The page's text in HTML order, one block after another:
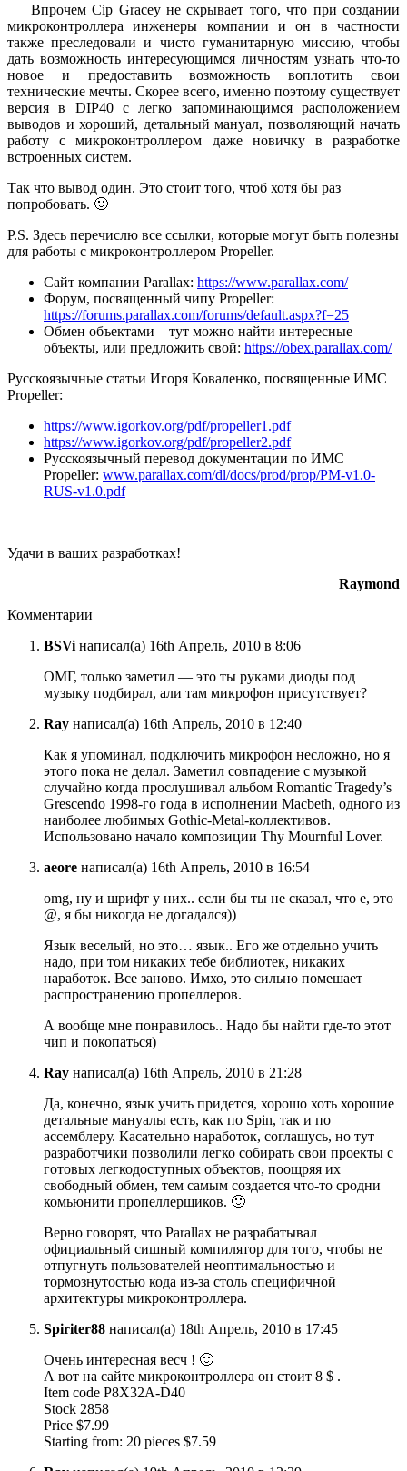
Впрочем Сip Gracey не скрывает того, что при создании
микроконтроллера инженеры компании и он в частности
также преследовали и чисто гуманитарную миссию, чтобы
дать возможность интересующимся личностям узнать что-то
новое и предоставить возможность воплотить свои
технические мечты. Скорее всего, именно поэтому существует
версия в DIP40 с легко запоминающимся расположением
выводов и хороший, детальный мануал, позволяющий начать
работу с микроконтроллером даже новичку в разработке
встроенных систем.
Так что вывод один. Это стоит того, чтоб хотя бы раз
попробовать. 🙂
P.S. Здесь перечислю все ссылки, которые могут быть полезны
для работы с микроконтроллером Propeller.
Сайт компании Parallax: https://www.parallax.com/
Форум, посвященный чипу Propeller:
https://forums.parallax.com/forums/default.aspx?f=25
Обмен объектами – тут можно найти интересные
объекты, или предложить свой: https://obex.parallax.com/
Русскоязычные статьи Игоря Коваленко, посвященные ИМС
Propeller:
https://www.igorkov.org/pdf/propeller1.pdf
https://www.igorkov.org/pdf/propeller2.pdf
Русскоязычный перевод документации по ИМС
Propeller: www.parallax.com/dl/docs/prod/prop/PM-v1.0-
RUS-v1.0.pdf
Удачи в ваших разработках!
Raymond
Комментарии
BSVi написал(а) 16th Апрель, 2010 в 8:06
ОМГ, только заметил — это ты руками диоды под
музыку подбирал, али там микрофон присутствует?
Ray написал(а) 16th Апрель, 2010 в 12:40
Как я упоминал, подключить микрофон несложно, но я
этого пока не делал. Заметил совпадение c музыкой
случайно когда прослушивал альбом Romantic Tragedy’s
Grescendo 1998-го года в исполнении Macbeth, одного из
наиболее любимых Gothic-Metal-коллективов.
Использовано начало композиции Thy Mournful Lover.
aeore написал(а) 16th Апрель, 2010 в 16:54
omg, ну и шрифт у них.. если бы ты не сказал, что e, это
@, я бы никогда не догадался))
Язык веселый, но это… язык.. Его же отдельно учить
надо, при том никаких тебе библиотек, никаких
наработок. Все заново. Имхо, это сильно помешает
распространению пропеллеров.
А вообще мне понравилось.. Надо бы найти где-то этот
чип и покопаться)
Ray написал(а) 16th Апрель, 2010 в 21:28
Да, конечно, язык учить придется, хорошо хоть хорошие
детальные мануалы есть, как по Spin, так и по
ассемблеру. Касательно наработок, соглашусь, но тут
разработчики позволили легко собирать свои проекты с
готовых легкодоступных объектов, поощряя их
свободный обмен, тем самым создается что-то сродни
комьюнити пропеллерщиков. 🙂
Верно говорят, что Parallax не разрабатывал
официальный сишный компилятор для того, чтобы не
отпугнуть пользователей неоптимальностью и
тормознутостью кода из-за столь специфичной
архитектуры микроконтроллера.
Spiriter88 написал(а) 18th Апрель, 2010 в 17:45
Очень интересная весч ! 🙂
А вот на сайте микроконтроллера он стоит 8 $ .
Item code P8X32A-D40
Stock 2858
Price $7.99
Starting from: 20 pieces $7.59